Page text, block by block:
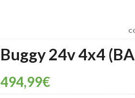
Buggy 24v 4x4
494,99€